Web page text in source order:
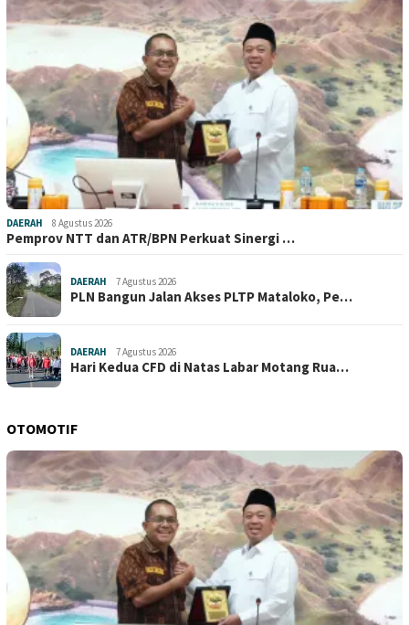
DAERAH 8 Agustus 2026
Pemprov NTT dan ATR/BPN Perkuat Sinergi …
DAERAH 7 Agustus 2026
PLN Bangun Jalan Akses PLTP Mataloko, Pe…
DAERAH 7 Agustus 2026
Hari Kedua CFD di Natas Labar Motang Rua…
OTOMOTIF